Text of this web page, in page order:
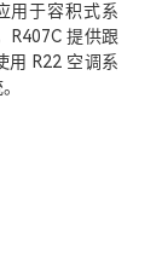
用于容积式系
R407C 提供跟
用 R22 空调系